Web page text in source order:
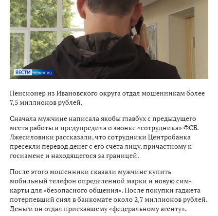
Пенсионер из Ивановского округа отдал мошенникам более
7,5 миллионов рублей.
Сначала мужчине написала якобы главбух с предыдущего
места работы и предупредила о звонке «сотрудника» ФСБ.
Лжесиловики рассказали, что сотрудники Центробанка
пресекли перевод денег с его счёта лицу, причастному к
госизмене и находящегося за границей.
После этого мошенники сказали мужчине купить
мобильный телефон определенной марки и новую сим-
карты для «безопасного общения». После покупки гаджета
потерпевший снял в банкомате около 2,7 миллионов рублей.
Деньги он отдал приехавшему «федеральному агенту».